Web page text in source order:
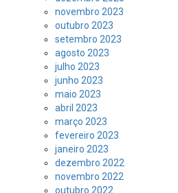
novembro 2023
outubro 2023
setembro 2023
agosto 2023
julho 2023
junho 2023
maio 2023
abril 2023
março 2023
fevereiro 2023
janeiro 2023
dezembro 2022
novembro 2022
outubro 2022